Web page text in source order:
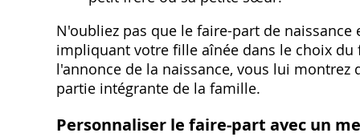
N'oubliez pas que le faire-part de
impliquant votre fille aînée dans le choix
l'annonce de la naissance‚ vous lui
partie intégrante de la famille.
Personnaliser le faire-part avec un